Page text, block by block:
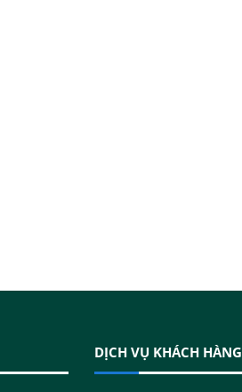
DỊCH VỤ KHÁCH HÀNG